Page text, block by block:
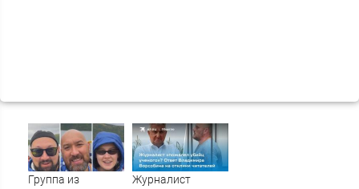
Группа из
Журналист